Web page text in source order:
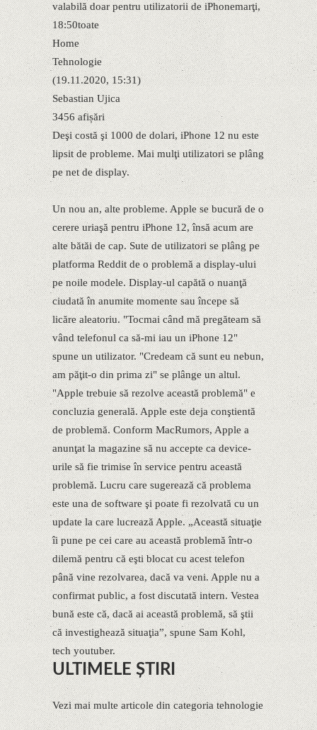
valabilă doar pentru utilizatorii de iPhonemarţi,
18:50toate
Home
Tehnologie
(19.11.2020, 15:31)
Sebastian Ujica
3456 afișări
Deşi costă şi 1000 de dolari, iPhone 12 nu este
lipsit de probleme. Mai mulţi utilizatori se plâng
pe net de display.
Un nou an, alte probleme. Apple se bucură de o
cerere uriaşă pentru iPhone 12, însă acum are
alte bătăi de cap. Sute de utilizatori se plâng pe
platforma Reddit de o problemă a display-ului
pe noile modele. Display-ul capătă o nuanţă
ciudată în anumite momente sau începe să
licăre aleatoriu. "Tocmai când mă pregăteam să
vând telefonul ca să-mi iau un iPhone 12"
spune un utilizator. "Credeam că sunt eu nebun,
am păţit-o din prima zi" se plânge un altul.
"Apple trebuie să rezolve această problemă" e
concluzia generală. Apple este deja conştientă
de problemă. Conform MacRumors, Apple a
anunţat la magazine să nu accepte ca device-
urile să fie trimise în service pentru această
problemă. Lucru care sugerează că problema
este una de software şi poate fi rezolvată cu un
update la care lucrează Apple. „Această situaţie
îi pune pe cei care au această problemă într-o
dilemă pentru că eşti blocat cu acest telefon
până vine rezolvarea, dacă va veni. Apple nu a
confirmat public, a fost discutată intern. Vestea
bună este că, dacă ai această problemă, să ştii
că investighează situaţia”, spune Sam Kohl,
tech youtuber.
ULTIMELE ȘTIRI
Vezi mai multe articole din categoria tehnologie